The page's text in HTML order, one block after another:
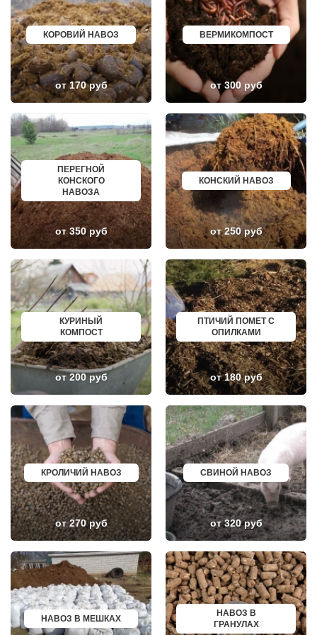
ЛУКИНО
ЛУНЕВО
ЛУХОВИЦЫ
ЛЫТКАРИНО
ЛЬВОВСКИЙ
ЛЮБЕРЦЫ
ЛЮБУЧАНЫ
МАЛАХОВКА
МАЛИНО
МАРФИНО
МЕНДЕЛЕЕВО
МЕШКОВО
МЕЩЕРИНО
МИХНЕВО
МИШЕРОНСКИЙ
МОЖАЙСК
МОЛОДЕЖНЫЙ
МОЛОКОВО
МОНИНО
МОСКОВСКИЙ
МУХАНОВО
НАРО-ФОМИНСК
НАХАБИНО
НЕКРАСОВКА
НЕКРАСОВСКИЙ
НЕМЧИНОВКА
НИЖНЕЕ ВАЛУЕВО
НОВИНКИ
НОВОБРАТЦЕВСКИЙ
НОВОИВАНОВСКОЕ
НОВОПЕТРОВСКОЕ
НОВОПОДРЕЗКОВО
НОВОСИНЬКОВО
НОГИНСК
ОБОЛЕНСК
ОБУХОВО
ОДИНЦОВО
ОЖЕРЕЛЬЕ
ОКТЯБРЬСКИЙ
ОПАЛИХА
ОРЕХОВО-ЗУЕВО
ОСТРОВЦЫ
ПАВЛОВСКАЯ СЛОБОДА
ПАВЛОВСКИЙ ПОСАД
ПЕНИНО
ПЕРВОМАЙСКОЕ
ПЕРЕСВЕТ
ПЕСКИ
ПИРОГОВСКИЙ
ПОВАРОВО
ПОДОЛЬСК
ПОЛУШКИНО
ПОСЕЛОК ВОСКРЕСЕНСКОЕ
ПОСЕЛОК БИОКОМБИНАТА
КУРГАНИНСК
ЩЕКИНО
ДИМИТРОВГРАД
СИМ
МАЛОЯРОСЛАВЕЦ
МАРИИНСК
МИНУСИНСК
ВЕРХНЯЯ ПЫШМА
РОССОШЬ
КОМСОМОЛЬСК
РЖЕВ
АЛЕКСЕЕВКА
ВЯЗЬМА
ИШИМ
ПОКРОВ
ЗЕЛЕНОДОЛЬСК
ЛИВНЫ
БОБРОВ
ЛИСКИ
КУЗНЕЦК
БАЛАШОВ
БЕЛОЯРСКИЙ
ГУСЬ ХРУСТАЛЬНЫЙ
ИЗБЕРБАШ
НАЗРАНЬ
АБИНСК
ПЕРЕВОЗ
ИСКИТИМ
СЫСЕРТЬ
КЫЗЫЛ
МИХАЙЛОВКА
АКСАЙ
ПЕРЕСЛАВЛЬ ЗАЛЕССКИЙ
ЖУКОВ
КУРЧАТОВ
УГЛИЧ
ШЕБЕКИНО
БЕЛОВО
СОКОЛ
ОЗЕРСК
ОКТЯБРЬСК
КИМРЫ
КОТЛАС
УСТЬ ИЛИМСК
ШАДРИНСК
ДАНКОВ
МИЧУРИНСК
ВЯЗНИКИ
ГОРОДЕЦ
САСОВО
СУХОЙ ЛОГ
ГУРЬЕВСК
МИХАЙЛОВ
НЯГАНЬ
КОРОВИЙ НАВОЗ
от 170 руб
ВЕРМИКОМПОСТ
от 300 руб
ПЕРЕГНОЙ
КОНСКОГО
НАВОЗА
от 350 руб
КОНСКИЙ НАВОЗ
от 250 руб
КУРИНЫЙ
КОМПОСТ
от 200 руб
ПТИЧИЙ ПОМЕТ С
ОПИЛКАМИ
от 180 руб
КРОЛИЧИЙ НАВОЗ
от 270 руб
СВИНОЙ НАВОЗ
от 320 руб
НАВОЗ В МЕШКАХ
НАВОЗ В
ГРАНУЛАХ